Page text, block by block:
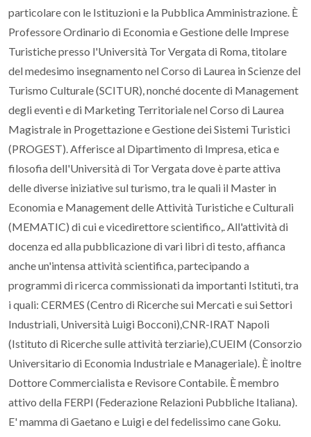
particolare con le Istituzioni e la Pubblica Amministrazione. È
Professore Ordinario di Economia e Gestione delle Imprese
Turistiche presso l'Università Tor Vergata di Roma, titolare
del medesimo insegnamento nel Corso di Laurea in Scienze del
Turismo Culturale (SCITUR), nonché docente di Management
degli eventi e di Marketing Territoriale nel Corso di Laurea
Magistrale in Progettazione e Gestione dei Sistemi Turistici
(PROGEST). Afferisce al Dipartimento di Impresa, etica e
filosofia dell'Università di Tor Vergata dove è parte attiva
delle diverse iniziative sul turismo, tra le quali il Master in
Economia e Management delle Attività Turistiche e Culturali
(MEMATIC) di cui e vicedirettore scientifico,. All'attività di
docenza ed alla pubblicazione di vari libri di testo, affianca
anche un'intensa attività scientifica, partecipando a
programmi di ricerca commissionati da importanti Istituti, tra
i quali: CERMES (Centro di Ricerche sui Mercati e sui Settori
Industriali, Università Luigi Bocconi),CNR-IRAT Napoli
(Istituto di Ricerche sulle attività terziarie),CUEIM (Consorzio
Universitario di Economia Industriale e Manageriale). È inoltre
Dottore Commercialista e Revisore Contabile. È membro
attivo della FERPI (Federazione Relazioni Pubbliche Italiana).
E' mamma di Gaetano e Luigi e del fedelissimo cane Goku.